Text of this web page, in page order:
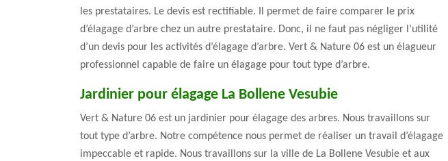
les prestataires. Le devis est rectifiable. Il permet de faire comparer le prix
d’élagage d’arbre chez un autre prestataire. Donc, il ne faut pas négliger l’utilité
d’un devis pour les activités d’élagage d’arbre. Vert & Nature 06 est un élagueur
professionnel capable de faire un élagage pour tout type d’arbre.
Jardinier pour élagage La Bollene Vesubie
Vert & Nature 06 est un jardinier pour élagage des arbres. Nous travaillons sur
tout type d’arbre. Notre compétence nous permet de réaliser un travail d’élagage
impeccable et rapide. Nous travaillons sur la ville de La Bollene Vesubie et aux